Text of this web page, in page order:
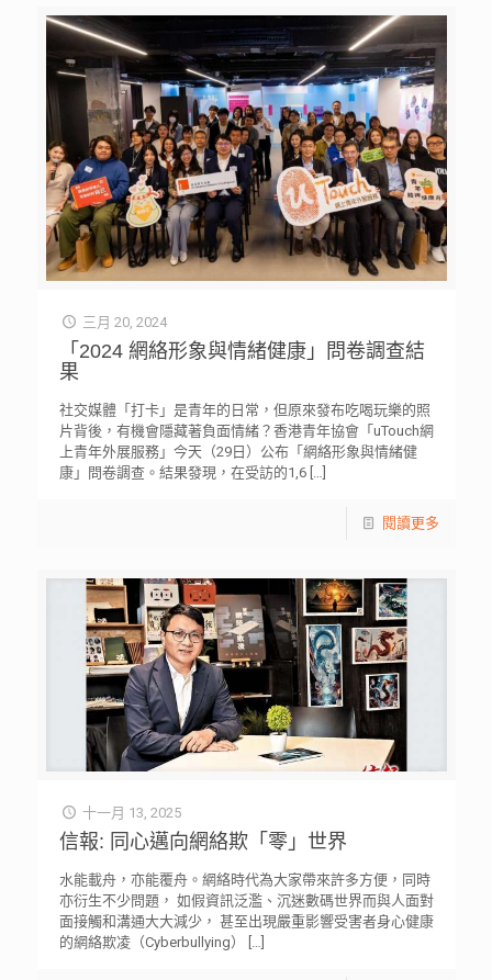
三月 20, 2024
「2024 網絡形象與情緒健康」問卷調查結
果
社交媒體「打卡」是青年的日常，但原來發布吃喝玩樂的照
片背後，有機會隱藏著負面情緒？香港青年協會「uTouch網
上青年外展服務」今天（29日）公布「網絡形象與情緒健
康」問卷調查。結果發現，在受訪的1,6[…]
閱讀更多
十一月 13, 2025
信報: 同心邁向網絡欺「零」世界
水能載舟，亦能覆舟。網絡時代為大家帶來許多方便，同時
亦衍生不少問題， 如假資訊泛濫、沉迷數碼世界而與人面對
面接觸和溝通大大減少， 甚至出現嚴重影響受害者身心健康
的網絡欺凌（Cyberbullying）
[…]